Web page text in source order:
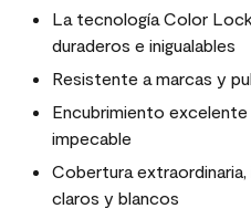
La tecnología Color Lock
duraderos e inigualables
Resistente a marcas y
Encubrimiento excelente
impecable
Cobertura
claros y blancos